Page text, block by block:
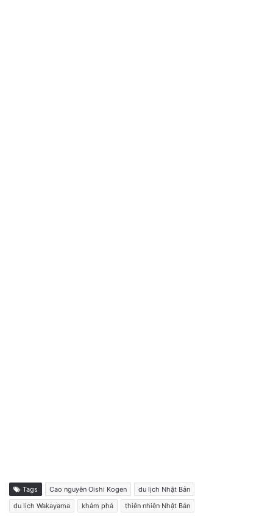
Tags Cao nguyên Oishi Kogen
du lịch Nhật Bản
du lịch Wakayama
khám phá thiên nhiên Nhật Bản